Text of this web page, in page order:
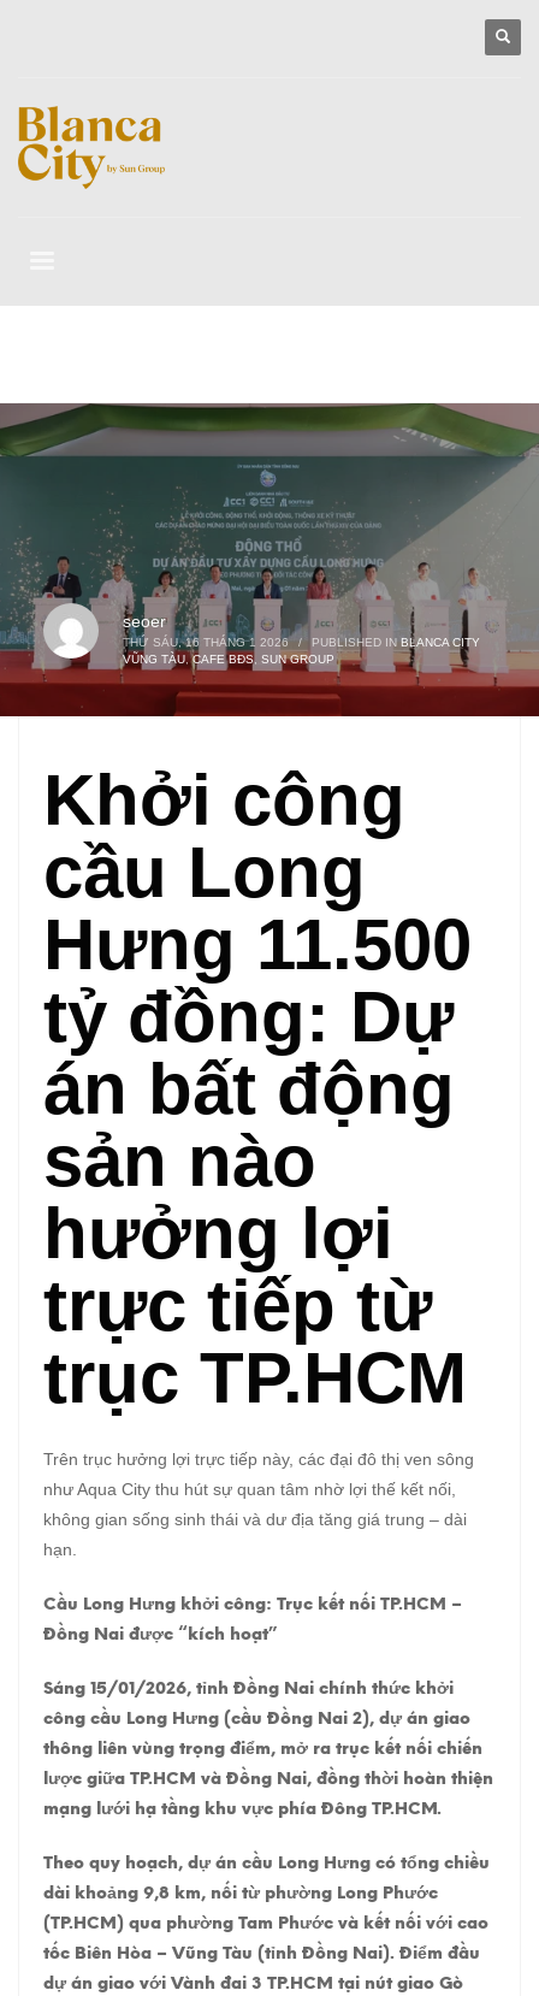
seoer
THỨ SÁU, 16 THÁNG 1 2026 / PUBLISHED IN BLANCA CITY
VŨNG TÀU,CAFE BĐS, SUN GROUP
Khởi công
cầu Long
Hưng 11.500
tỷ đồng: Dự
án bất động
sản nào
hưởng lợi
trực tiếp từ
trục TP.HCM
Trên trục hưởng lợi trực tiếp này, các đại đô thị ven sông
như Aqua City thu hút sự quan tâm nhờ lợi thế kết nối,
không gian sống sinh thái và dư địa tăng giá trung – dài
hạn.
Cầu Long Hưng khởi công: Trục kết nối TP.HCM –
Đồng Nai được “kích hoạt”
Sáng 15/01/2026, tỉnh Đồng Nai chính thức khởi
công cầu Long Hưng (cầu Đồng Nai 2), dự án giao
thông liên vùng trọng điểm, mở ra trục kết nối chiến
lược giữa TP.HCM và Đồng Nai, đồng thời hoàn thiện
mạng lưới hạ tầng khu vực phía Đông TP.HCM.
Theo quy hoạch, dự án cầu Long Hưng có tổng chiều
dài khoảng 9,8 km, nối từ phường Long Phước
(TP.HCM) qua phường Tam Phước và kết nối với cao
tốc Biên Hòa – Vũng Tàu (tỉnh Đồng Nai). Điểm đầu
dự án giao với Vành đai 3 TP.HCM tại nút giao Gò